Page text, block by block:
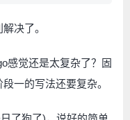
决了。
感觉还是太复杂了？固
一的写法还要复杂。